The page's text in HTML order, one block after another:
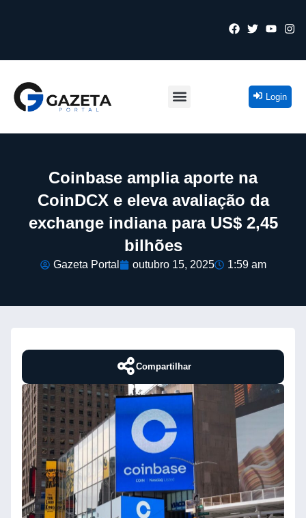
Login
Coinbase amplia aporte na
CoinDCX e eleva avaliação da
exchange indiana para US$ 2,45
bilhões
Gazeta Portal outubro 15, 2025 1:59 am
Compartilhar